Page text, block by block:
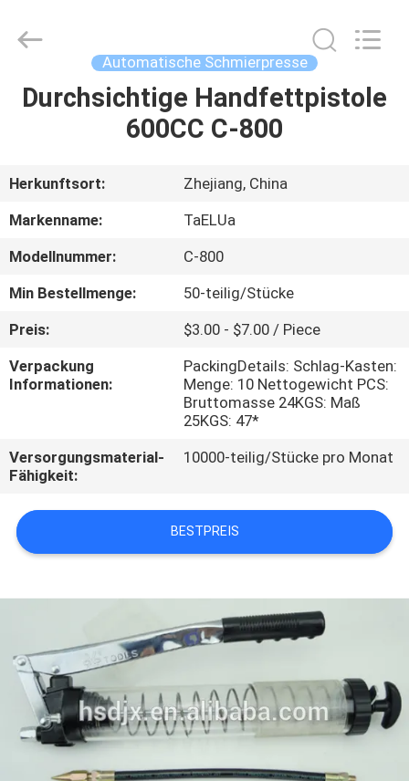
HAUS
ÜBER
UNS
FABRIK-
AUSFLUG
QUALITÄTSKONTROLLE
TRETEN
SIE
MIT
UNS
VERBINDUNG
FORDERN
SIE
EIN
ZITAT
Parts
Co.,Ltd.
Automatische Schmierpresse
Durchsichtige Handfettpistole
600CC C-800
Herkunftsort:
Zhejiang, China
Markenname:
TaELUa
Modellnummer:
C-800
Min Bestellmenge:
50-teilig/Stücke
Preis:
$3.00 - $7.00 / Piece
Verpackung
Informationen:
PackingDetails: Schlag-Kasten:
Menge: 10 Nettogewicht PCS:
Bruttomasse 24KGS: Maß
25KGS: 47*
Versorgungsmaterial-
Fähigkeit:
10000-teilig/Stücke pro Monat
BESTPREIS